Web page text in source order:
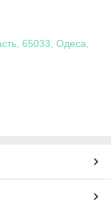
65033, Одеса,